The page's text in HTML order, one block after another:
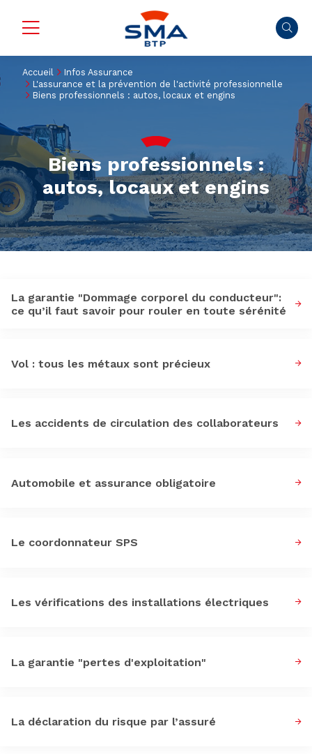
Accueil
Infos Assurance
L'assurance et la prévention de l'activité professionnelle
Biens professionnels : autos, locaux et engins
Biens professionnels :
autos, locaux et engins
La garantie "Dommage corporel du conducteur":
ce qu’il faut savoir pour rouler en toute sérénité
Vol : tous les métaux sont précieux
Les accidents de circulation des collaborateurs
Automobile et assurance obligatoire
Le coordonnateur SPS
Les vérifications des installations électriques
La garantie "pertes d'exploitation"
La déclaration du risque par l’assuré